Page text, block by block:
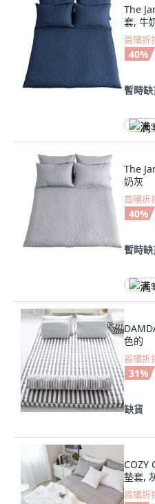
The
套, 牛
首購折
40%
暫時
满
The
奶灰
首購折
40%
暫時
满
色的
首購折
31%
缺貨
COZY
墊套,
首購折